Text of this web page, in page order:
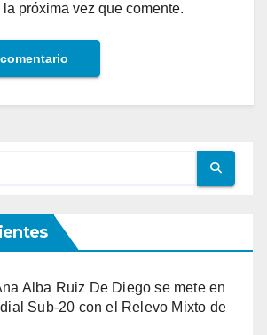
próxima vez que comente.
Alba Ruiz De Diego se mete en
Sub-20 con el Relevo Mixto de